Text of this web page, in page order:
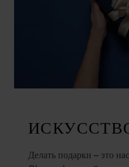
Делать подарки – это